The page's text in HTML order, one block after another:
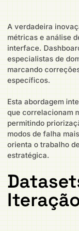
A verdadeira
métricas e análise
interface.
especialistas de
marcando
específicos.
Esta abordagem
que correlacionam
permitindo
modos de falha
orienta o trabalho
estratégica.